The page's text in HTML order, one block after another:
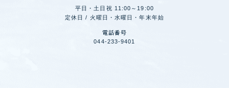
平日・土日祝 11:00～19:00
定休日 / 火曜日・水曜日・年末年始
電話番号
044-233-9401